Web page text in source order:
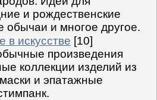
и рождественские
обычаи и многое другое.
в искусстве [10]
произведения
коллекции изделий из
и эпатажные